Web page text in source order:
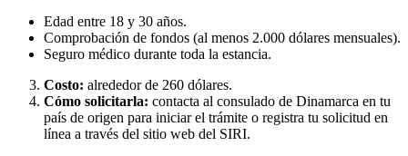
Edad entre 18 y 30 años.
Comprobación de fondos (al menos 2.000 dólares mensuales).
Seguro médico durante toda la estancia.
Costo: alrededor de 260 dólares.
Cómo solicitarla: contacta al consulado de Dinamarca en tu
país de origen para iniciar el trámite o registra tu solicitud en
línea a través del sitio web del SIRI.